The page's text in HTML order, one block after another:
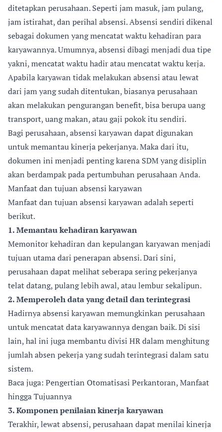
ditetapkan perusahaan. Seperti jam masuk, jam pulang,
jam istirahat, dan perihal absensi. Absensi sendiri dikenal
sebagai dokumen yang mencatat waktu kehadiran para
karyawannya. Umumnya, absensi dibagi menjadi dua tipe
yakni, mencatat waktu hadir atau mencatat waktu kerja.
Apabila karyawan tidak melakukan absensi atau lewat
dari jam yang sudah ditentukan, biasanya perusahaan
akan melakukan pengurangan benefit, bisa berupa uang
transport, uang makan, atau gaji pokok itu sendiri.
Bagi perusahaan, absensi karyawan dapat digunakan
untuk memantau kinerja pekerjanya. Maka dari itu,
dokumen ini menjadi penting karena SDM yang disiplin
akan berdampak pada pertumbuhan perusahaan Anda.
Manfaat dan tujuan absensi karyawan
Manfaat dan tujuan absensi karyawan adalah seperti
berikut.
1. Memantau kehadiran karyawan
Memonitor kehadiran dan kepulangan karyawan menjadi
tujuan utama dari penerapan absensi. Dari sini,
perusahaan dapat melihat seberapa sering pekerjanya
telat datang, pulang lebih awal, atau lembur sekalipun.
2. Memperoleh data yang detail dan terintegrasi
Hadirnya absensi karyawan memungkinkan perusahaan
untuk mencatat data karyawannya dengan baik. Di sisi
lain, hal ini juga membantu divisi HR dalam menghitung
jumlah absen pekerja yang sudah terintegrasi dalam satu
sistem.
Baca juga: Pengertian Otomatisasi Perkantoran, Manfaat
hingga Tujuannya
3. Komponen penilaian kinerja karyawan
Terakhir, lewat absensi, perusahaan dapat menilai kinerja